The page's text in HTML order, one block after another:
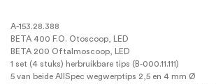
A-153.28.388
BETA 400 F.O. Otoscoop, LED
BETA 200 Oftalmoscoop, LED
1 set (4 stuks) herbruikbare tips (B-000.11.111)
5 van beide AllSpec wegwerptips 2,5 en 4 mm Ø